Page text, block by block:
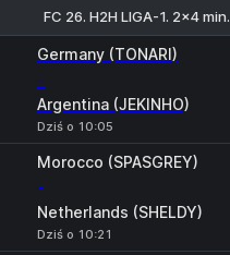
FC 26. H2H LIGA-1. 2x4 min.
Germany (TONARI)
-
Argentina (JEKINHO)
Dziś o 10:05
Morocco (SPASGREY)
-
Netherlands (SHELDY)
Dziś o 10:21